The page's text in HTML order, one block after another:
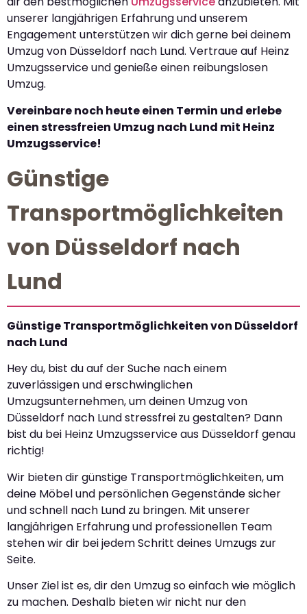
unserer langjährigen Erfahrung und unserem
Engagement unterstützen wir dich gerne bei deinem
Umzug von Düsseldorf nach Lund. Vertraue auf Heinz
Umzugsservice und genieße einen reibungslosen
Umzug.
Vereinbare noch heute einen Termin und erlebe
einen stressfreien Umzug nach Lund mit Heinz
Umzugsservice!
Günstige
Transportmöglichkeiten
von Düsseldorf nach
Lund
Günstige Transportmöglichkeiten von Düsseldorf
nach Lund
Hey du, bist du auf der Suche nach einem
zuverlässigen und erschwinglichen
Umzugsunternehmen, um deinen Umzug von
Düsseldorf nach Lund stressfrei zu gestalten? Dann
bist du bei Heinz Umzugsservice aus Düsseldorf genau
richtig!
Wir bieten dir günstige Transportmöglichkeiten, um
deine Möbel und persönlichen Gegenstände sicher
und schnell nach Lund zu bringen. Mit unserer
langjährigen Erfahrung und professionellen Team
stehen wir dir bei jedem Schritt deines Umzugs zur
Seite.
Unser Ziel ist es, dir den Umzug so einfach wie möglich
zu machen. Deshalb bieten wir nicht nur den